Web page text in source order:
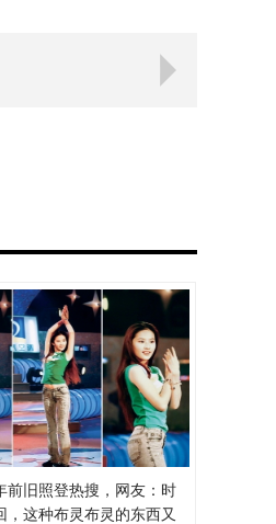
前旧照登热搜，网友：时
，这种布灵布灵的东西又